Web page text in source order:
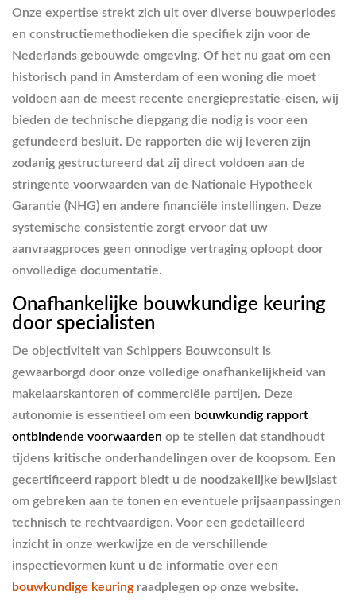
Onze expertise strekt zich uit over diverse bouwperiodes
en constructiemethodieken die specifiek zijn voor de
Nederlands gebouwde omgeving. Of het nu gaat om een
historisch pand in Amsterdam of een woning die moet
voldoen aan de meest recente energieprestatie-eisen, wij
bieden de technische diepgang die nodig is voor een
gefundeerd besluit. De rapporten die wij leveren zijn
zodanig gestructureerd dat zij direct voldoen aan de
stringente voorwaarden van de Nationale Hypotheek
Garantie (NHG) en andere financiële instellingen. Deze
systemische consistentie zorgt ervoor dat uw
aanvraagproces geen onnodige vertraging oploopt door
onvolledige documentatie.
Onafhankelijke bouwkundige keuring
door specialisten
De objectiviteit van Schippers Bouwconsult is
gewaarborgd door onze volledige onafhankelijkheid van
makelaarskantoren of commerciële partijen. Deze
autonomie is essentieel om een bouwkundig rapport
ontbindende voorwaarden op te stellen dat standhoudt
tijdens kritische onderhandelingen over de koopsom. Een
gecertificeerd rapport biedt u de noodzakelijke bewijslast
om gebreken aan te tonen en eventuele prijsaanpassingen
technisch te rechtvaardigen. Voor een gedetailleerd
inzicht in onze werkwijze en de verschillende
inspectievormen kunt u de informatie over een
bouwkundige keuring raadplegen op onze website.